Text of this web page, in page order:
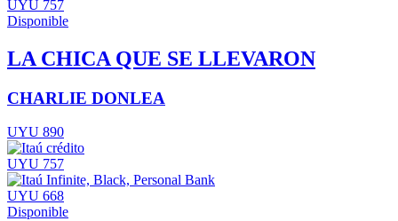
UYU 757
Disponible
LA CHICA QUE SE LLEVARON
CHARLIE DONLEA
UYU 890
UYU 757
UYU 668
Disponible